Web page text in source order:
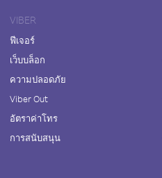
VIBER
ฟีเจอร์
เว็บบล็อก
ความปลอดภัย
Viber Out
อัตราค่าโทร
การสนับสนุน